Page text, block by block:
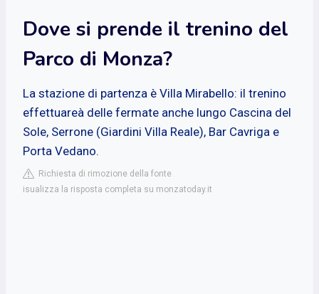
Dove si prende il trenino del
Parco di Monza?
La stazione di partenza è Villa Mirabello: il trenino
effettuareà delle fermate anche lungo Cascina del
Sole, Serrone (Giardini Villa Reale), Bar Cavriga e
Porta Vedano.
Richiesta di rimozione della fonte
isualizza la risposta completa su monzatoday.it